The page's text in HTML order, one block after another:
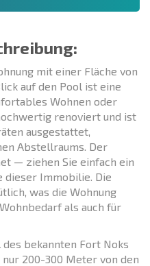
mit einer Fläche von
auf den Pool ist eine
Wohnen oder
renoviert und ist
ausgestattet,
Abstellraums. Der
— ziehen Sie einfach ein
dieser Immobilie. Die
was die Wohnung
als auch für
bekannten Fort Noks
200-300 Meter von den